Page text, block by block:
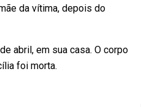
da vítima, depois do
abril, em sua casa. O corpo
foi morta.